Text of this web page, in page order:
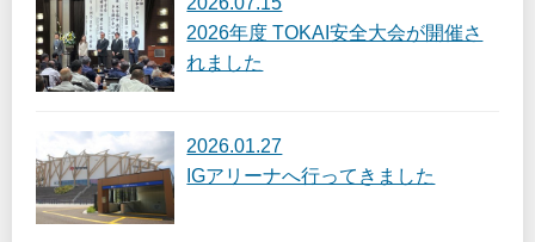
2026年度 TOKAI安全大会が開催さ
れました
2026.01.27
IGアリーナへ行ってきました